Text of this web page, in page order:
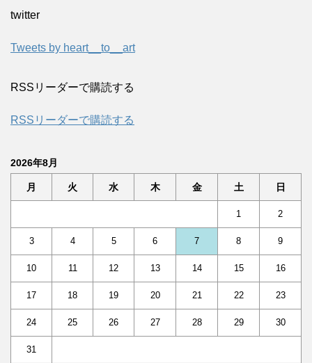
twitter
Tweets by heart__to__art
RSSリーダーで購読する
RSSリーダーで購読する
2026年8月
月 火 水 木 金 土 日
1 2
3 4 5 6 7 8 9
10 11 12 13 14 15 16
17 18 19 20 21 22 23
24 25 26 27 28 29 30
31